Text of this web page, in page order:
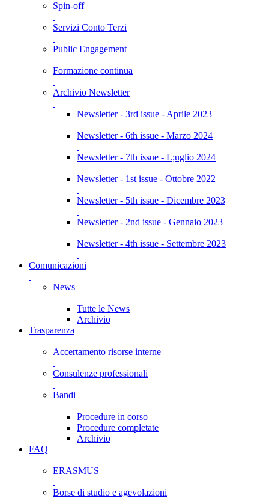
Spin-off
Servizi Conto Terzi
Public Engagement
Formazione continua
Archivio Newsletter
Newsletter - 3rd issue - Aprile 2023
Newsletter - 6th issue - Marzo 2024
Newsletter - 7th issue - L;uglio 2024
Newsletter - 1st issue - Ottobre 2022
Newsletter - 5th issue - Dicembre 2023
Newsletter - 2nd issue - Gennaio 2023
Newsletter - 4th issue - Settembre 2023
Comunicazioni
News
Tutte le News
Archivio
Trasparenza
Accertamento risorse interne
Consulenze professionali
Bandi
Procedure in corso
Procedure completate
Archivio
FAQ
ERASMUS
Borse di studio e agevolazioni